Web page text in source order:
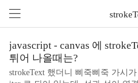
javascript - canvas 에
튀어 나올때는?
strokeText 했더니 삐죽삐죽 가시